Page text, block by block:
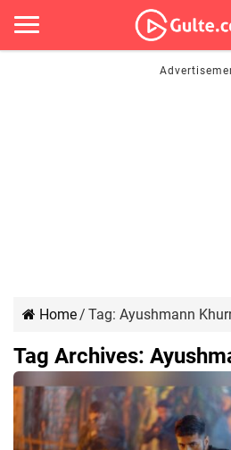
Home/ Tag: Ayushmann
Tag Archives: